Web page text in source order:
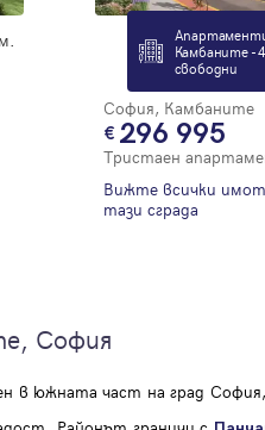
Камбаните -
свободни
София, Камбаните
296 995
Тристаен
Вижте всички
тази сграда
София
в южната част на град
Благодарим
Имейл